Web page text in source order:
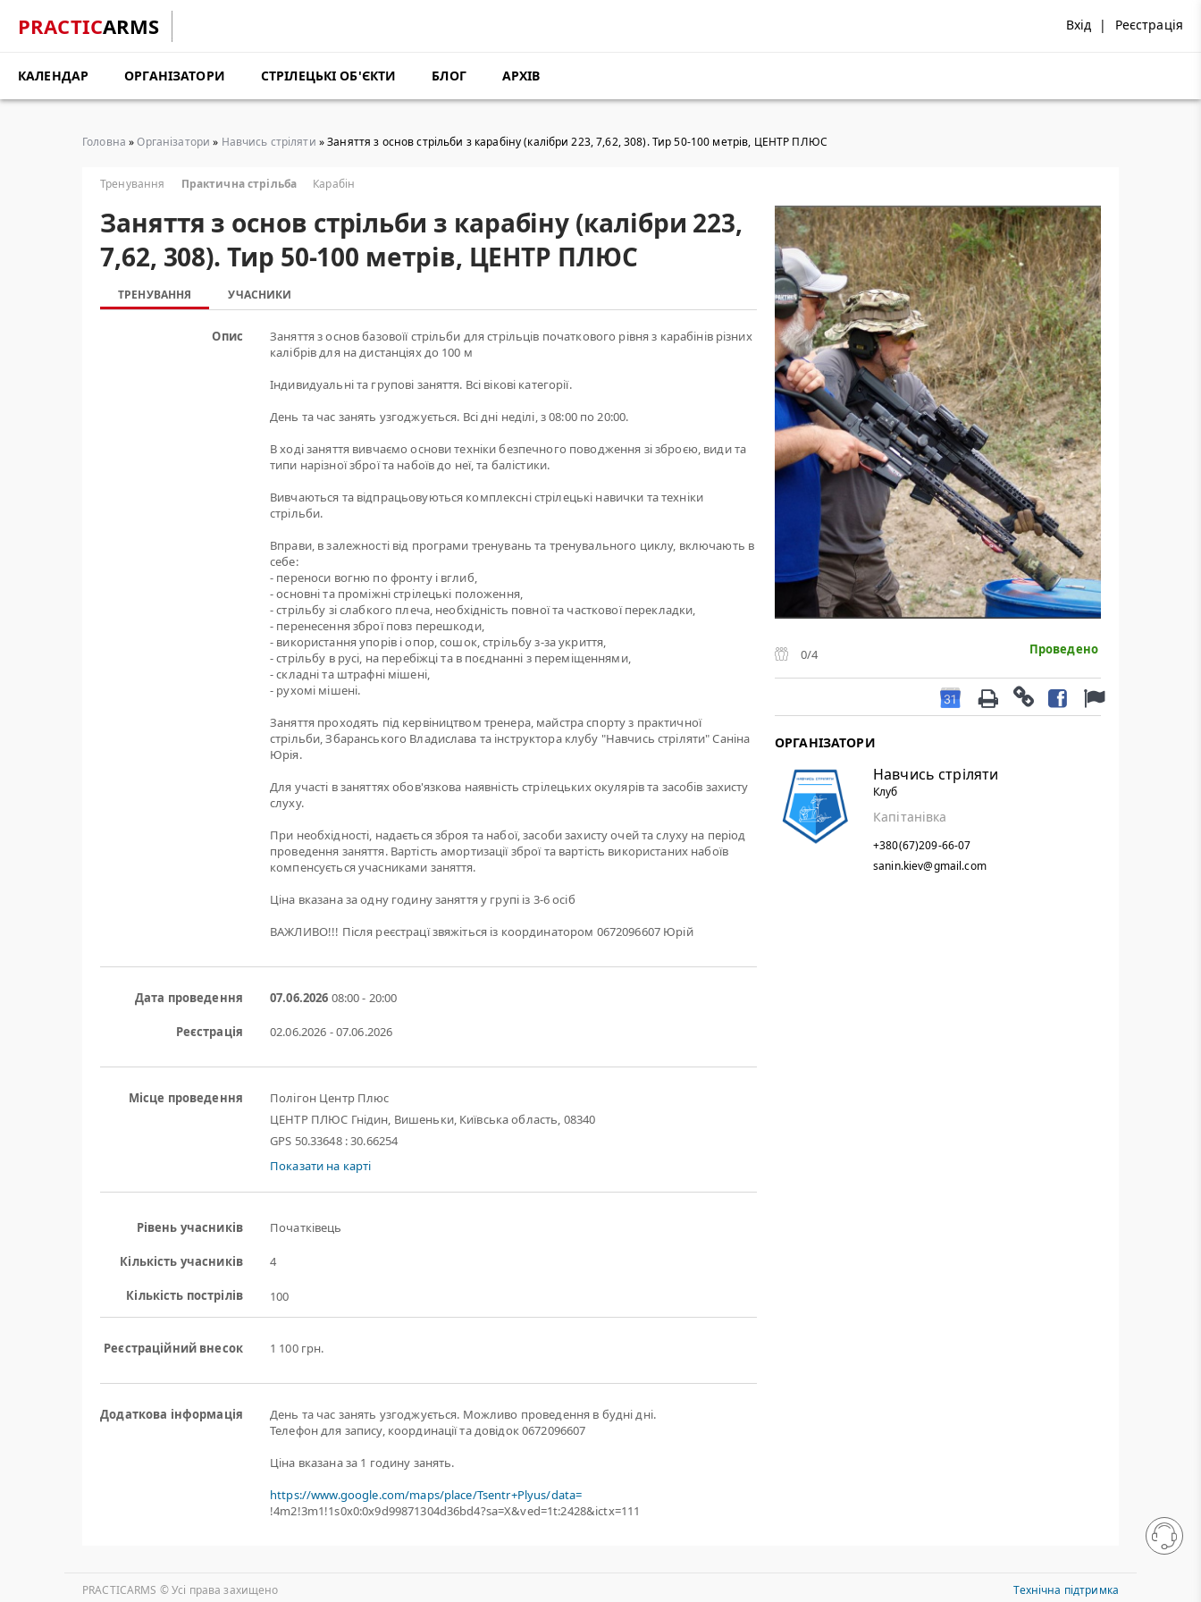
PRACTICARMS Вхід | Реєстрація
КАЛЕНДАР ОРГАНІЗАТОРИ СТРІЛЕЦЬКІ ОБ'ЄКТИ БЛОГ АРХІВ
Головна »Організатори » Навчись стріляти » Заняття з основ стрільби з карабіну (калібри 223, 7,62, 308). Тир 50-100 метрів, ЦЕНТР ПЛЮС
Тренування Практична стрільба Карабін
Заняття з основ стрільби з карабіну (калібри 223,
7,62, 308). Тир 50-100 метрів, ЦЕНТР ПЛЮС
ТРЕНУВАННЯ УЧАСНИКИ
Опис
Заняття з основ базовоїї стрільби для стрільців початкового рівня з карабінів різних
калібрів для на дистанціях до 100 м
Індивидуальні та групові заняття. Всі вікові категорії.
День та час занять узгоджується. Всі дні неділі, з 08:00 по 20:00.
В ході заняття вивчаємо основи техніки безпечного поводження зі зброєю, види та
типи нарізної зброї та набоїв до неї, та балістики.
Вивчаються та відпрацьовуються комплексні стрілецькі навички та техніки
стрільби.
Вправи, в залежності від програми тренувань та тренувального циклу, включають в
себе:
- переноси вогню по фронту і вглиб,
- основні та проміжні стрілецькі положення,
- стрільбу зі слабкого плеча, необхідність повної та часткової перекладки,
- перенесення зброї повз перешкоди,
- використання упорів і опор, сошок, стрільбу з-за укриття,
- стрільбу в русі, на перебіжці та в поєднанні з переміщеннями,
- складні та штрафні мішені,
- рухомі мішені.
Заняття проходять під кервіництвом тренера, майстра спорту з практичної
стрільби, Збаранського Владислава та інструктора клубу "Навчись стріляти" Саніна
Юрія.
Для участі в заняттях обов'язкова наявність стрілецьких окулярів та засобів захисту
слуху.
При необхідності, надається зброя та набої, засоби захисту очей та слуху на період
проведення заняття. Вартість амортизації зброї та вартість використаних набоїв
компенсується учасниками заняття.
Ціна вказана за одну годину заняття у групі із 3-6 осіб
ВАЖЛИВО!!! Після реєстрацї звяжіться із координатором 0672096607 Юрій
Дата проведення 07.06.2026 08:00 - 20:00
Реєстрація 02.06.2026 - 07.06.2026
Місце проведення
Полігон Центр Плюс
ЦЕНТР ПЛЮС Гнідин, Вишеньки, Київська область, 08340
GPS 50.33648 : 30.66254
Показати на карті
Рівень учасників Початківець
Кількість учасників 4
Кількість пострілів 100
Реєстраційний внесок 1 100 грн.
Додаткова інформація
День та час занять узгоджується. Можливо проведення в будні дні.
Телефон для запису, координації та довідок 0672096607
Ціна вказана за 1 годину занять.
https://www.google.com/maps/place/Tsentr+Plyus/data=
!4m2!3m1!1s0x0:0x9d99871304d36bd4?sa=X&ved=1t:2428&ictx=111
0/4 Проведено
ОРГАНІЗАТОРИ
Навчись стріляти
Клуб
Капітанівка
+380(67)209-66-07
sanin.kiev@gmail.com
PRACTICARMS © Уcі права захищено Технічна підтримка